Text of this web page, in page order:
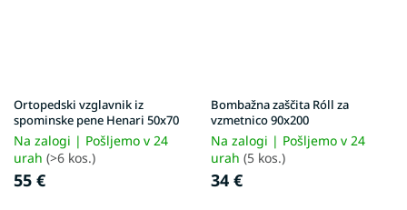
Ortopedski vzglavnik iz
spominske pene Henari 50x70
Na zalogi | Pošljemo v 24
urah (>6 kos.)
55 €
Bombažna zaščita Róll za
vzmetnico 90x200
Na zalogi | Pošljemo v 24
urah (5 kos.)
34 €